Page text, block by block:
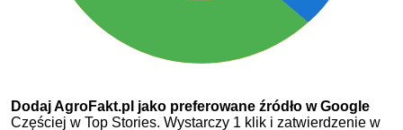
Dodaj AgroFakt.pl jako preferowane źródło w Google
Częściej w Top Stories. Wystarczy 1 klik i zatwierdzenie w